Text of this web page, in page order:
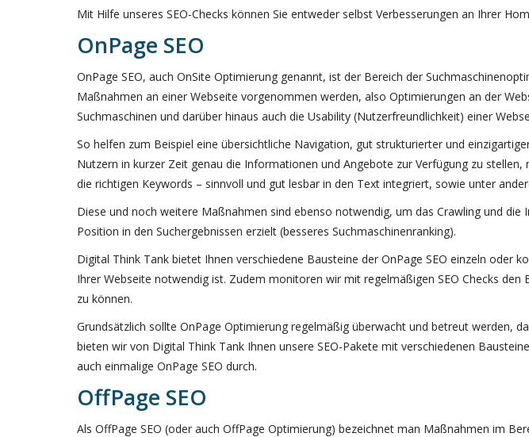
Mit Hilfe unseres SEO-Checks können Sie entweder selbst Verbesserungen an Ihrer
OnPage SEO
OnPage SEO, auch OnSite Optimierung genannt, ist der Bereich der
Maßnahmen an einer Webseite vorgenommen werden, also Optimierungen an der
Suchmaschinen und darüber hinaus auch die Usability (Nutzerfreundlichkeit) einer
So helfen zum Beispiel eine übersichtliche Navigation, gut strukturierter und
Nutzern in kurzer Zeit genau die Informationen und Angebote zur Verfügung zu
die richtigen Keywords – sinnvoll und gut lesbar in den Text integriert, sowie unter
Diese und noch weitere Maßnahmen sind ebenso notwendig, um das Crawling und
Position in den Suchergebnissen erzielt (besseres Suchmaschinenranking).
Digital Think Tank bietet Ihnen verschiedene Bausteine der OnPage SEO einzeln
Ihrer Webseite notwendig ist. Zudem monitoren wir mit regelmäßigen SEO Checks
zu können.
Grundsätzlich sollte OnPage Optimierung regelmäßig überwacht und betreut werden,
bieten wir von Digital Think Tank Ihnen unsere SEO-Pakete mit verschiedenen
auch einmalige OnPage SEO durch.
OffPage SEO
Als OffPage SEO (oder auch OffPage Optimierung) bezeichnet man Maßnahmen im